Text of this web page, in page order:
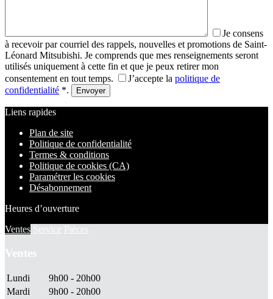
Je consens
à recevoir par courriel des rappels, nouvelles et promotions de Saint-
Léonard Mitsubishi. Je comprends que mes renseignements seront
utilisés uniquement à cette fin et que je peux retirer mon
consentement en tout temps.
J’accepte la politique de
confidentialité *.
Liens rapides
Plan de site
Politique de confidentialité
Termes & conditions
Politique de cookies (CA)
Paramétrer les cookies
Désabonnement
Heures d’ouverture
Ventes Service Pièces
Ventes
Lundi
9h00 - 20h00
Mardi
9h00 - 20h00